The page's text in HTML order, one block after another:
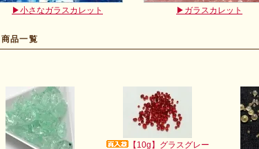
▶小さなガラスカレット ▶ガラスカレット
商品一覧
【10g】グラスグレー